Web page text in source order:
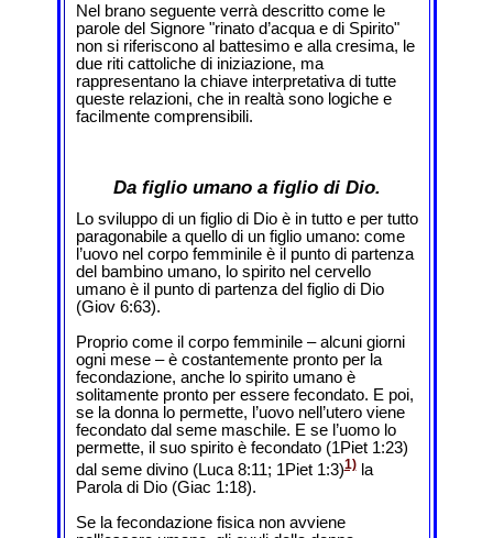
Nel brano seguente verrà descritto come le
parole del Signore "rinato d’acqua e di Spirito"
non si riferiscono al battesimo e alla cresima, le
due riti cattoliche di iniziazione, ma
rappresentano la chiave interpretativa di tutte
queste relazioni, che in realtà sono logiche e
facilmente comprensibili.
Da figlio umano a figlio di Dio.
Lo sviluppo di un figlio di Dio è in tutto e per tutto
paragonabile a quello di un figlio umano: come
l’uovo nel corpo femminile è il punto di partenza
del bambino umano, lo spirito nel cervello
umano è il punto di partenza del figlio di Dio
(Giov 6:63).
Proprio come il corpo femminile – alcuni giorni
ogni mese – è costantemente pronto per la
fecondazione, anche lo spirito umano è
solitamente pronto per essere fecondato. E poi,
se la donna lo permette, l’uovo nell’utero viene
fecondato dal seme maschile. E se l’uomo lo
permette, il suo spirito è fecondato (1Piet 1:23)
dal seme divino (Luca 8:11; 1Piet 1:3)1)la
Parola di Dio (Giac 1:18).
Se la fecondazione fisica non avviene